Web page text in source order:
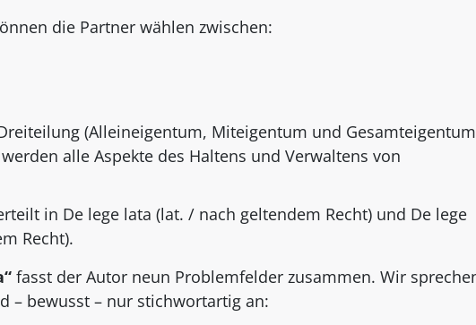
die Partner wählen zwischen:
(Alleineigentum, Miteigentum und
alle Aspekte des Haltens und Verwaltens von
in De lege lata (lat. / nach geltendem Recht) und De lege
Recht).
fasst der Autor neun Problemfelder zusammen. Wir
– bewusst – nur stichwortartig an: